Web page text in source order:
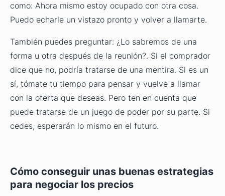
como: Ahora mismo estoy ocupado con otra cosa.
Puedo echarle un vistazo pronto y volver a llamarte.
También puedes preguntar: ¿Lo sabremos de una
forma u otra después de la reunión?. Si el comprador
dice que no, podría tratarse de una mentira. Si es un
sí, tómate tu tiempo para pensar y vuelve a llamar
con la oferta que deseas. Pero ten en cuenta que
puede tratarse de un juego de poder por su parte. Si
cedes, esperarán lo mismo en el futuro.
Cómo conseguir unas buenas estrategias
para negociar los precios